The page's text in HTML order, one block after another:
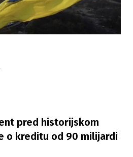
pred historijskom
o kreditu od 90 milijardi